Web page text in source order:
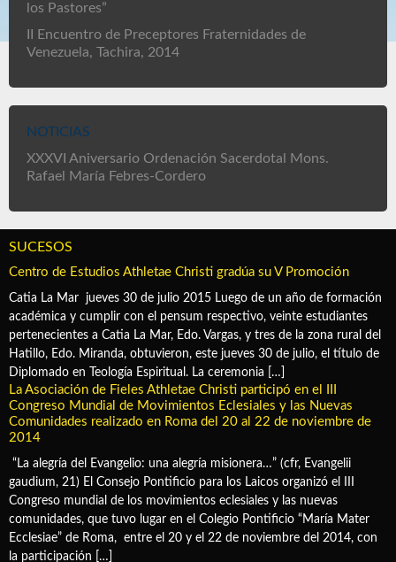
los Pastores”
II Encuentro de Preceptores Fraternidades de
Venezuela, Tachira, 2014
NOTICIAS
XXXVI Aniversario Ordenación Sacerdotal Mons.
Rafael María Febres-Cordero
SUCESOS
Centro de Estudios Athletae Christi gradúa su V Promoción
Catia La Mar jueves 30 de julio 2015 Luego de un año de formación
académica y cumplir con el pensum respectivo, veinte estudiantes
pertenecientes a Catia La Mar, Edo. Vargas, y tres de la zona rural del
Hatillo, Edo. Miranda, obtuvieron, este jueves 30 de julio, el título de
Diplomado en Teología Espiritual. La ceremonia […]
La Asociación de Fieles Athletae Christi participó en el III
Congreso Mundial de Movimientos Eclesiales y las Nuevas
Comunidades realizado en Roma del 20 al 22 de noviembre de
2014
“La alegría del Evangelio: una alegría misionera…” (cfr, Evangelii
gaudium, 21) El Consejo Pontificio para los Laicos organizó el III
Congreso mundial de los movimientos eclesiales y las nuevas
comunidades, que tuvo lugar en el Colegio Pontificio “María Mater
Ecclesiae” de Roma, entre el 20 y el 22 de noviembre del 2014, con
la participación […]